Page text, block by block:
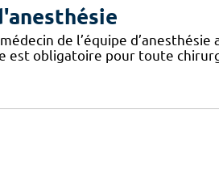
de l’équipe
est obligatoire pour toute